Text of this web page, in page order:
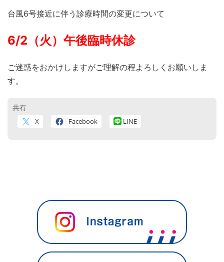
台風6号接近に伴う診療時間の変更について
6/2（火）午後臨時休診
ご迷惑をおかけしますがご理解の程よろしくお願いしま
す。
共有:
X Facebook LINE